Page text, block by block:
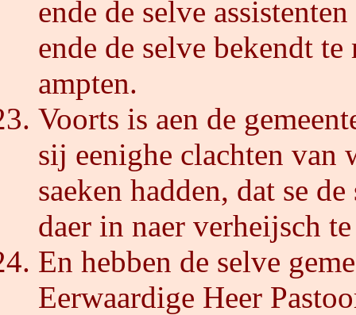
ende de selve
ende de selve bekendt
ampten.
Voorts is aen de
sij eenighe clachten van
saeken hadden, dat se
daer in naer verheijsch
En hebben de selve
Eerwaardige Heer